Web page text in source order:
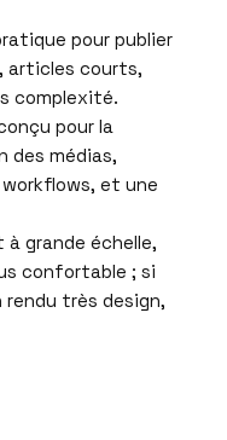
pour publier
articles courts,
complexité.
pour la
des médias,
et une
grande échelle,
confortable ; si
rendu très design,